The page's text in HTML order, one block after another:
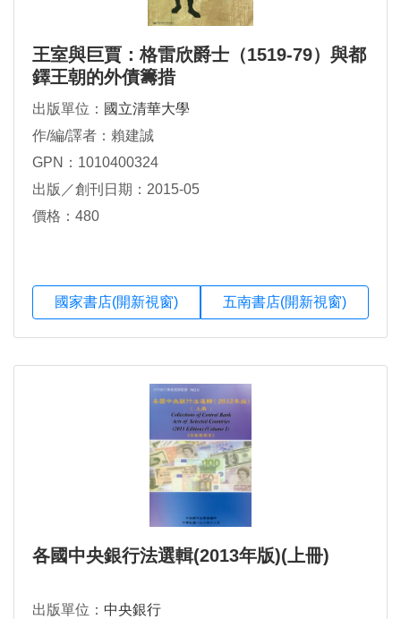
王室與巨賈：格雷欣爵士（1519-79）與都
鐸王朝的外債籌措
出版單位： 國立清華大學
作/編/譯者：賴建誠
GPN：1010400324
出版／創刊日期：2015-05
價格：480
國家書店(開新視窗) 五南書店(開新視窗)
各國中央銀行法選輯(2013年版)(上冊)
出版單位： 中央銀行